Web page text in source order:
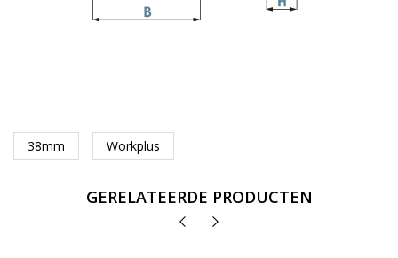
38mm Workplus
GERELATEERDE PRODUCTEN